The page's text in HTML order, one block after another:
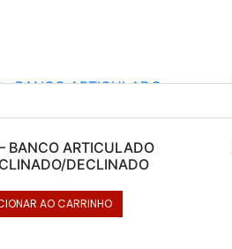
BANCO ARTICULADO
DECLINADO
AO CARRINHO